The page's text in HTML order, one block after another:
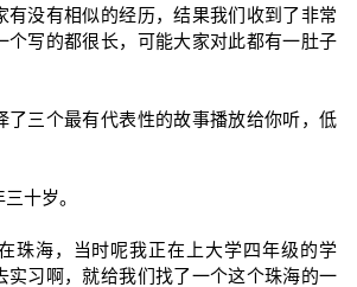
有没有相似的经历，结果我们收到了非常
个写的都很长，可能大家对此都有一肚子
了三个最有代表性的故事播放给你听，低
十岁。
珠海，当时呢我正在上大学四年级的学
实习啊，就给我们找了一个这个珠海的一